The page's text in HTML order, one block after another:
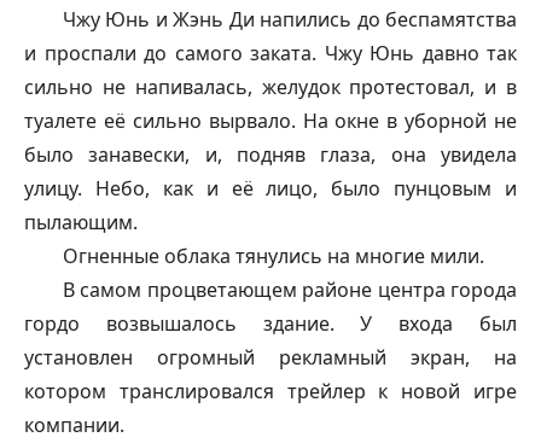
Чжу Юнь и Жэнь Ди напились до беспамятства
и проспали до самого заката. Чжу Юнь давно так
сильно не напивалась, желудок протестовал, и в
туалете её сильно вырвало. На окне в уборной не
было занавески, и, подняв глаза, она увидела
улицу. Небо, как и её лицо, было пунцовым и
пылающим.
Огненные облака тянулись на многие мили.
В самом процветающем районе центра города
гордо возвышалось здание. У входа был
установлен огромный рекламный экран, на
котором транслировался трейлер к новой игре
компании.